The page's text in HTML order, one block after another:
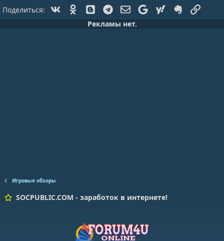
Поделиться: Vk Ok BloggerTelegramЭлектронная почта
GoogleYahoo Evernote
Рекламы нет.
Игровые обзоры
SOCPUBLIC.COM - заработок в интернете!